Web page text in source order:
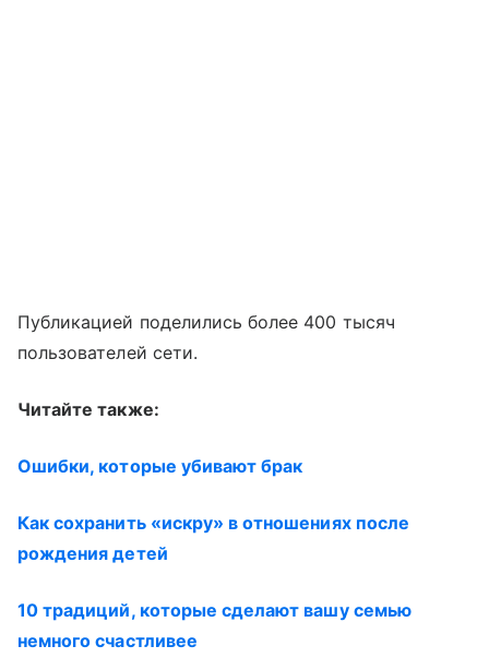
Публикацией поделились более 400 тысяч
пользователей сети.
Читайте также:
Ошибки, которые убивают брак
Как сохранить «искру» в отношениях после
рождения детей
10 традиций, которые сделают вашу семью
немного счастливее